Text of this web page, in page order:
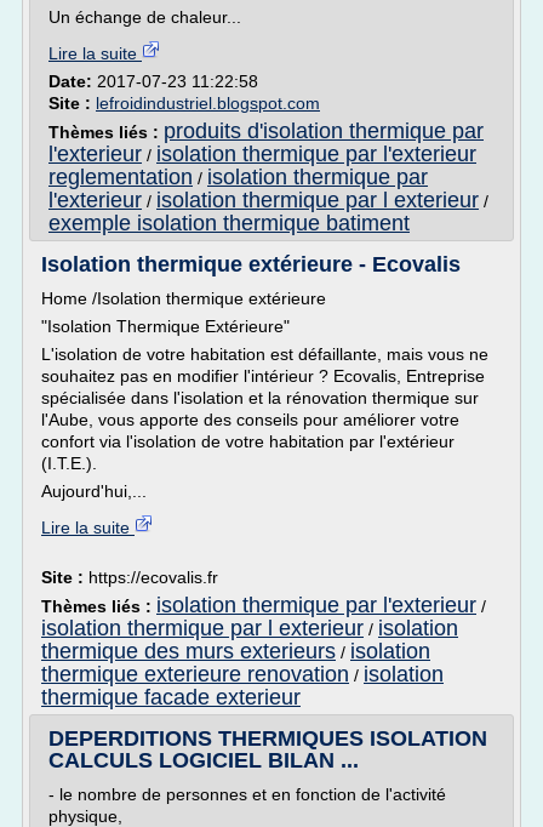
Un échange de chaleur...
Lire la suite
Date: 2017-07-23 11:22:58
Site : lefroidindustriel.blogspot.com
Thèmes liés : produits d'isolation thermique par
l'exterieur / isolation thermique par l'exterieur
reglementation / isolation thermique par
l'exterieur / isolation thermique par l exterieur /
exemple isolation thermique batiment
Isolation thermique extérieure - Ecovalis
Home /Isolation thermique extérieure
"Isolation Thermique Extérieure"
L'isolation de votre habitation est défaillante, mais vous ne
souhaitez pas en modifier l'intérieur ? Ecovalis, Entreprise
spécialisée dans l'isolation et la rénovation thermique sur
l'Aube, vous apporte des conseils pour améliorer votre
confort via l'isolation de votre habitation par l'extérieur
(I.T.E.).
Aujourd'hui,...
Lire la suite
Site : https://ecovalis.fr
Thèmes liés : isolation thermique par l'exterieur /
isolation thermique par l exterieur / isolation
thermique des murs exterieurs / isolation
thermique exterieure renovation / isolation
thermique facade exterieur
DEPERDITIONS THERMIQUES ISOLATION
CALCULS LOGICIEL BILAN ...
- le nombre de personnes et en fonction de l'activité
physique,